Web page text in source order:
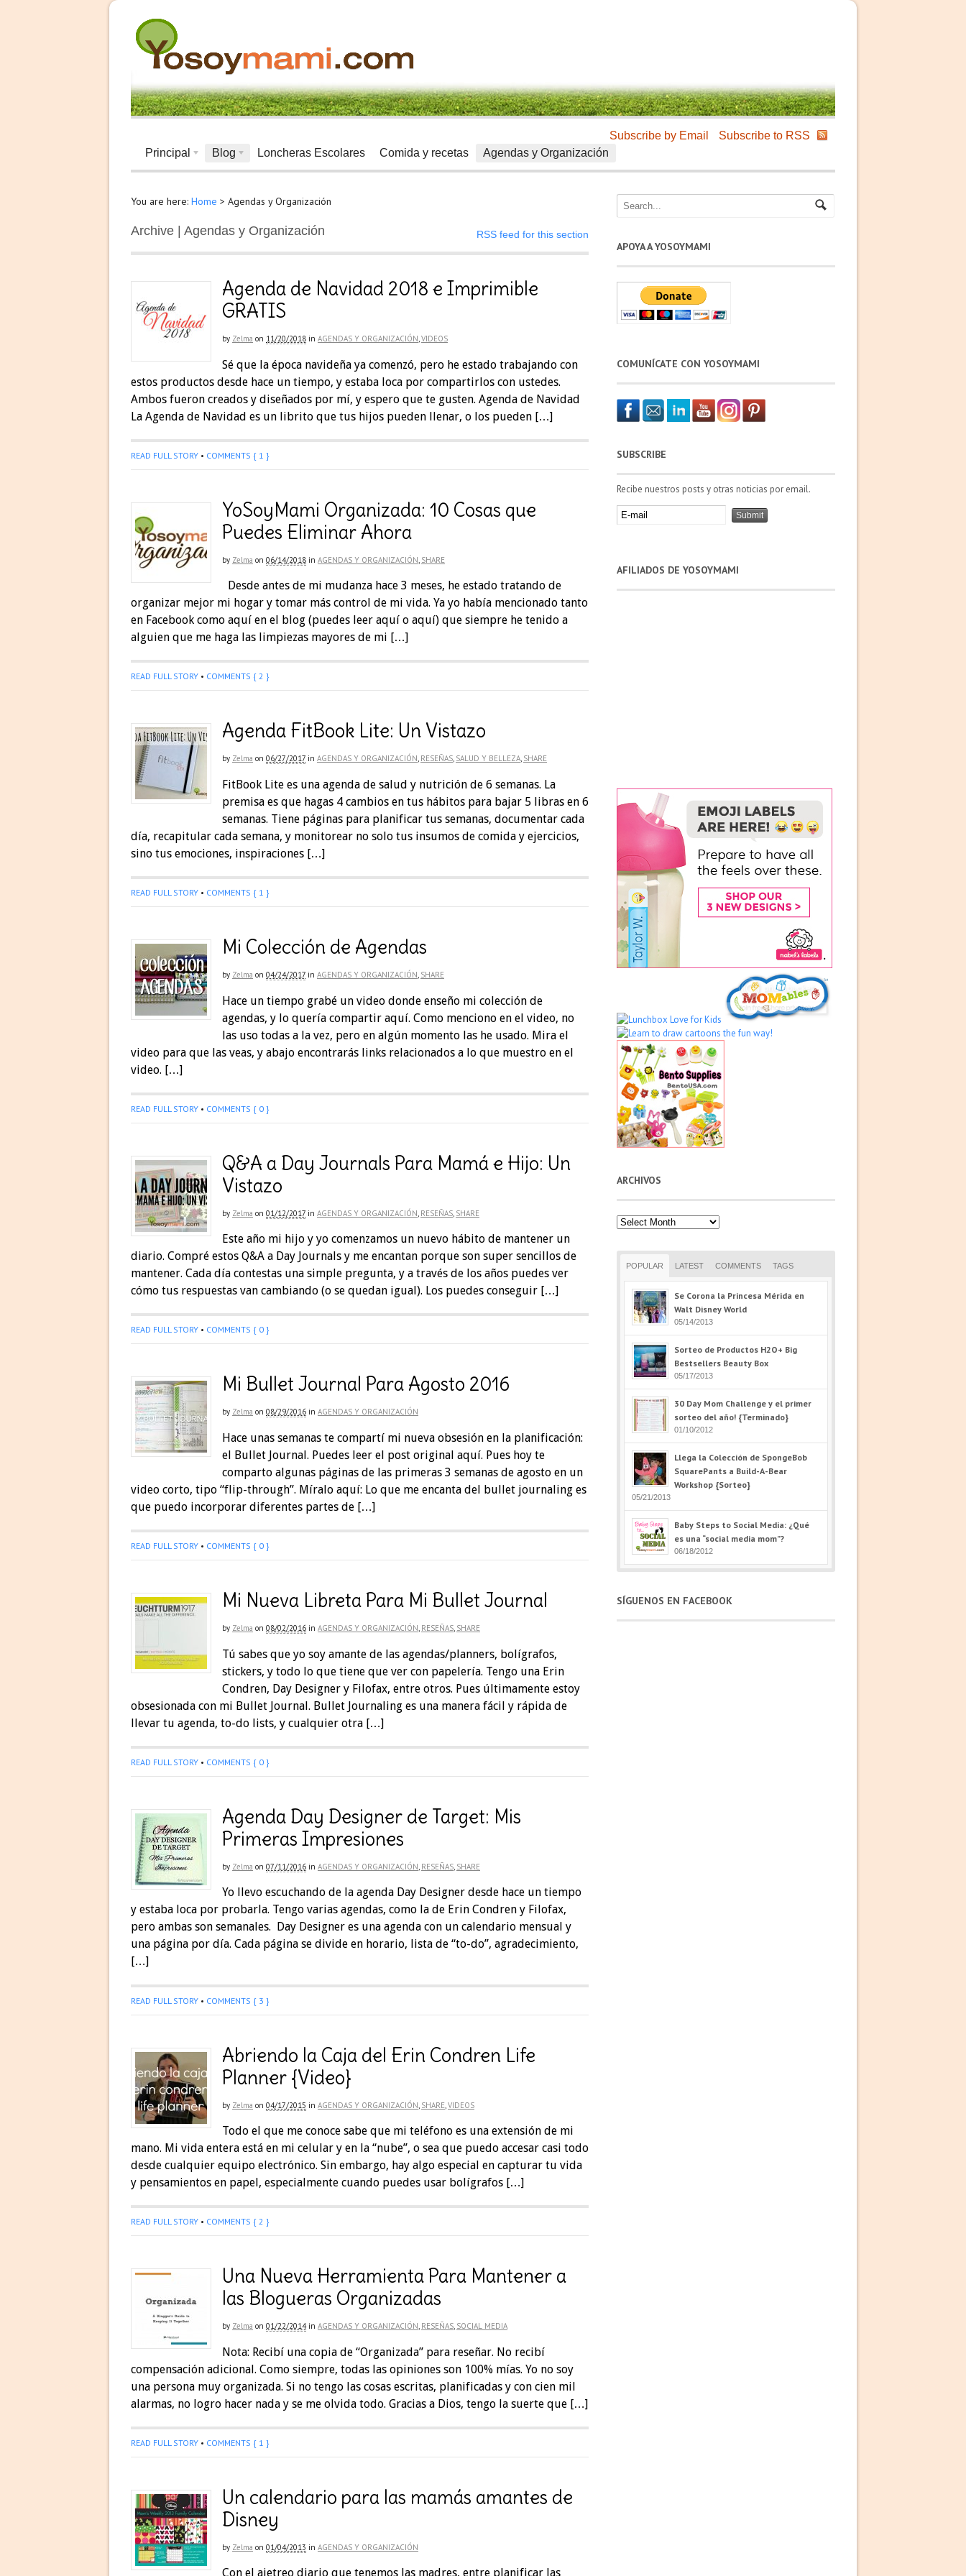
Subscribe by Email
Subscribe to RSS
Principal
Blog Loncheras Escolares Comida y recetas Agendas y Organización
You are here: Home > Agendas y Organización
Archive | Agendas y Organización RSS feed for this section
Agenda de Navidad 2018 e Imprimible
GRATIS
by Zelma on 11/20/2018 in AGENDAS Y ORGANIZACIÓN,VIDEOS
Sé que la época navideña ya comenzó, pero he estado trabajando con
estos productos desde hace un tiempo, y estaba loca por compartirlos con ustedes.
Ambos fueron creados y diseñados por mí, y espero que te gusten. Agenda de Navidad
La Agenda de Navidad es un librito que tus hijos pueden llenar, o los pueden […]
READ FULL STORY • COMMENTS { 1 }
YoSoyMami Organizada: 10 Cosas que
Puedes Eliminar Ahora
by Zelma on 06/14/2018 in AGENDAS Y ORGANIZACIÓN SHARE
Desde antes de mi mudanza hace 3 meses, he estado tratando de
organizar mejor mi hogar y tomar más control de mi vida. Ya yo había mencionado tanto
en Facebook como aquí en el blog (puedes leer aquí o aquí) que siempre he tenido a
alguien que me haga las limpiezas mayores de mi […]
READ FULL STORY • COMMENTS { 2 }
Agenda FitBook Lite: Un Vistazo
by Zelma on 06/27/2017 in AGENDAS Y ORGANIZACIÓN, RESEÑAS, SALUD Y BELLEZA, SHARE
FitBook Lite es una agenda de salud y nutrición de 6 semanas. La
premisa es que hagas 4 cambios en tus hábitos para bajar 5 libras en 6
semanas. Tiene páginas para planificar tus semanas, documentar cada
día, recapitular cada semana, y monitorear no solo tus insumos de comida y ejercicios,
sino tus emociones, inspiraciones […]
READ FULL STORY • COMMENTS { 1 }
Mi Colección de Agendas
by Zelma on 04/24/2017 in AGENDAS Y ORGANIZACIÓN, SHARE
Hace un tiempo grabé un video donde enseño mi colección de
agendas, y lo quería compartir aquí. Como menciono en el video, no
las uso todas a la vez, pero en algún momento las he usado. Mira el
video para que las veas, y abajo encontrarás links relacionados a lo que muestro en el
video. […]
READ FULL STORY • COMMENTS { 0 }
Q&A a Day Journals Para Mamá e Hijo: Un
Vistazo
by Zelma on 01/12/2017 in AGENDAS Y ORGANIZACIÓN RESEÑAS SHARE
Este año mi hijo y yo comenzamos un nuevo hábito de mantener un
diario. Compré estos Q&A a Day Journals y me encantan porque son super sencillos de
mantener. Cada día contestas una simple pregunta, y a través de los años puedes ver
cómo tus respuestas van cambiando (o se quedan igual). Los puedes conseguir […]
READ FULL STORY • COMMENTS { 0 }
Mi Bullet Journal Para Agosto 2016
by Zelma on 08/29/2016 in AGENDAS Y ORGANIZACIÓN
Hace unas semanas te compartí mi nueva obsesión en la planificación:
el Bullet Journal. Puedes leer el post original aquí. Pues hoy te
comparto algunas páginas de las primeras 3 semanas de agosto en un
video corto, tipo “flip-through”. Míralo aquí: Lo que me encanta del bullet journaling es
que puedo incorporar diferentes partes de […]
READ FULL STORY • COMMENTS { 0 }
Mi Nueva Libreta Para Mi Bullet Journal
by Zelma on 08/02/2016 in AGENDAS Y ORGANIZACIÓN, RESEÑAS, SHARE
Tú sabes que yo soy amante de las agendas/planners, bolígrafos,
stickers, y todo lo que tiene que ver con papelería. Tengo una Erin
Condren, Day Designer y Filofax, entre otros. Pues últimamente estoy
obsesionada con mi Bullet Journal. Bullet Journaling es una manera fácil y rápida de
llevar tu agenda, to-do lists, y cualquier otra […]
READ FULL STORY • COMMENTS { 0 }
Agenda Day Designer de Target: Mis
Primeras Impresiones
by Zelma on 07/11/2016 in AGENDAS Y ORGANIZACIÓN, RESEÑAS, SHARE
Yo llevo escuchando de la agenda Day Designer desde hace un tiempo
y estaba loca por probarla. Tengo varias agendas, como la de Erin Condren y Filofax,
pero ambas son semanales. Day Designer es una agenda con un calendario mensual y
una página por día. Cada página se divide en horario, lista de “to-do”, agradecimiento,
[…]
READ FULL STORY • COMMENTS { 3 }
Abriendo la Caja del Erin Condren Life
Planner {Video}
by Zelma on 04/17/2015 in AGENDAS Y ORGANIZACIÓN SHARE VIDEOS
Todo el que me conoce sabe que mi teléfono es una extensión de mi
mano. Mi vida entera está en mi celular y en la “nube”, o sea que puedo accesar casi todo
desde cualquier equipo electrónico. Sin embargo, hay algo especial en capturar tu vida
y pensamientos en papel, especialmente cuando puedes usar bolígrafos […]
READ FULL STORY • COMMENTS { 2 }
Una Nueva Herramienta Para Mantener a
las Blogueras Organizadas
by Zelma on 01/22/2014 in AGENDAS Y ORGANIZACIÓN, RESEÑAS, SOCIAL MEDIA
Nota: Recibí una copia de “Organizada” para reseñar. No recibí
compensación adicional. Como siempre, todas las opiniones son 100% mías. Yo no soy
una persona muy organizada. Si no tengo las cosas escritas, planificadas y con cien mil
alarmas, no logro hacer nada y se me olvida todo. Gracias a Dios, tengo la suerte que […]
READ FULL STORY • COMMENTS { 1 }
Un calendario para las mamás amantes de
Disney
by Zelma on 01/04/2013 in AGENDAS Y ORGANIZACIÓN
Con el ajetreo diario que tenemos las madres, entre planificar las
APOYA A YOSOYMAMI
COMUNÍCATE CON YOSOYMAMI
SUBSCRIBE
Recibe nuestros posts y otras noticias por email.
AFILIADOS DE YOSOYMAMI
ARCHIVOS
Archivos
POPULAR LATEST COMMENTS TAGS
Se Corona la Princesa Mérida en
Walt Disney World
05/14/2013
Sorteo de Productos H2O+ Big
Bestsellers Beauty Box
05/17/2013
30 Day Mom Challenge y el primer
sorteo del año! {Terminado}
01/10/2012
Llega la Colección de SpongeBob
SquarePants a Build-A-Bear
Workshop {Sorteo}
05/21/2013
Baby Steps to Social Media: ¿Qué
es una “social media mom”?
06/18/2012
SÍGUENOS EN FACEBOOK